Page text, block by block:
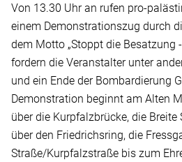
Von 13.30 Uhr an rufen pro-
einem Demonstrationszug durch
dem Motto „Stoppt die Besatzung
fordern die Veranstalter unter
und ein Ende der Bombardierung
Demonstration beginnt am Alten
über die Kurpfalzbrücke, die Breite
über den Friedrichsring, die
Straße/Kurpfalzstraße bis zum